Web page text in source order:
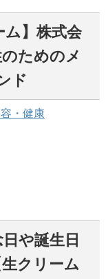
ム】株式会
ためのメ
ド
・健康
や誕生日
クリーム